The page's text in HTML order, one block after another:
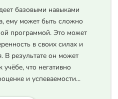
базовыми навыками
ему может быть сложно
программой. Это может
в своих силах и
В результате он может
учёбе, что негативно
и успеваемости...